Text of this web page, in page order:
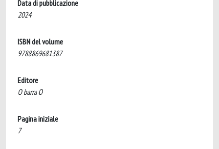
Data di pubblicazione
2024
ISBN del volume
9788869681387
Editore
O barra O
Pagina iniziale
7